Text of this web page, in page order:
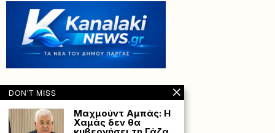
DON'T MISS
Μαχμούντ Αμπάς: Η
Χαμάς δεν θα